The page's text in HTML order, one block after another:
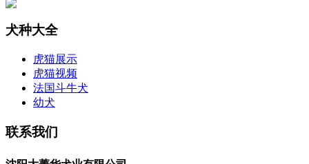
犬种大全
虎猫展示
虎猫视频
法国斗牛犬
幼犬
联系我们